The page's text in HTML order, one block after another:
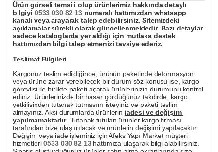
Ürün görseli temsili olup ürünlerimiz hakkında detaylı
bilgiyi 0533 030 82 13numaralı hattımızdan whatsapp
kanalı veya arayarak talep edebilirsiniz. Sitemizdeki
açıklamalar sürekli olarak güncellenmektedir. Bazı detaylar
sadece kataloglarda yer aldığı için mutlaka destek
hattımızdan bilgi talep etmenizi tavsiye ederiz.
Teslimat Bilgileri
Kargonuz teslim edildiğinde, ürünün paketinde deformasyon
veya ürüne zarar verebilecek bir durum söz konusu ise, kargo
görevlisi ile birlikte paketi açarak ürünlerinizin durumunu kontrol
ediniz. Ürünlerinizde bir hasar gördüğünüz takdirde, kargo
yetkilisinden tutanak tutmasını isteyiniz ve paketi teslim
almayınız. Aksi durumlarda ürünlerin iadesi ve değişimi
yapılmamaktadır. Tutanak tutulan ürünler kargo firması
tarafından bize ulaştırılacak ve ürünlerin değişimi yapılacaktır.
Değişim veya iade işleminiz için Afeks Yapı Market müşteri
hizmetleri0533 030 82 13hattımıza ulaşarak bilgi alabilirsiniz.